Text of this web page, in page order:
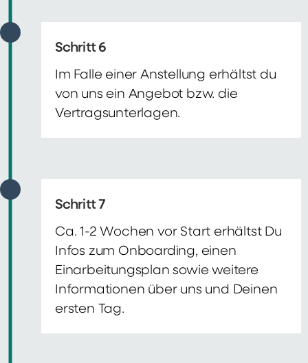
Schritt 6
Im Falle einer Anstellung erhältst du
von uns ein Angebot bzw. die
Vertragsunterlagen.
Schritt 7
Ca. 1-2 Wochen vor Start erhältst Du
Infos zum Onboarding, einen
Einarbeitungsplan sowie weitere
Informationen über uns und Deinen
ersten Tag.